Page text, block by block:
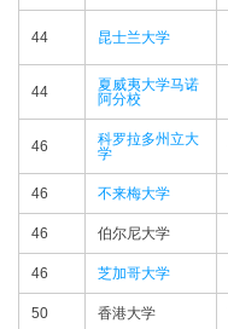
44 昆士兰大学
44
夏威夷大学马诺
阿分校
46
科罗拉多州立大
学
46 不来梅大学
46 伯尔尼大学
46 芝加哥大学
50 香港大学